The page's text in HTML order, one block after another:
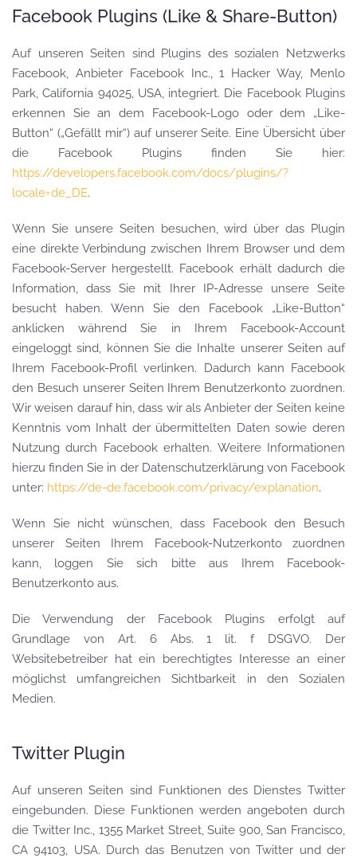
Facebook Plugins (Like & Share-Button)
Auf unseren Seiten sind Plugins des sozialen Netzwerks
Facebook, Anbieter Facebook Inc., 1 Hacker Way, Menlo
Park, California 94025, USA, integriert. Die Facebook Plugins
erkennen Sie an dem Facebook-Logo oder dem „Like-
Button“ („Gefällt mir“) auf unserer Seite. Eine Übersicht über
die Facebook Plugins finden Sie hier:
https://developers.facebook.com/docs/plugins/?
locale=de_DE.
Wenn Sie unsere Seiten besuchen, wird über das Plugin
eine direkte Verbindung zwischen Ihrem Browser und dem
Facebook-Server hergestellt. Facebook erhält dadurch die
Information, dass Sie mit Ihrer IP-Adresse unsere Seite
besucht haben. Wenn Sie den Facebook „Like-Button“
anklicken während Sie in Ihrem Facebook-Account
eingeloggt sind, können Sie die Inhalte unserer Seiten auf
Ihrem Facebook-Profil verlinken. Dadurch kann Facebook
den Besuch unserer Seiten Ihrem Benutzerkonto zuordnen.
Wir weisen darauf hin, dass wir als Anbieter der Seiten keine
Kenntnis vom Inhalt der übermittelten Daten sowie deren
Nutzung durch Facebook erhalten. Weitere Informationen
hierzu finden Sie in der Datenschutzerklärung von Facebook
unter: https://de-de.facebook.com/privacy/explanation.
Wenn Sie nicht wünschen, dass Facebook den Besuch
unserer Seiten Ihrem Facebook-Nutzerkonto zuordnen
kann, loggen Sie sich bitte aus Ihrem Facebook-
Benutzerkonto aus.
Die Verwendung der Facebook Plugins erfolgt auf
Grundlage von Art. 6 Abs. 1 lit. f DSGVO. Der
Websitebetreiber hat ein berechtigtes Interesse an einer
möglichst umfangreichen Sichtbarkeit in den Sozialen
Medien.
Twitter Plugin
Auf unseren Seiten sind Funktionen des Dienstes Twitter
eingebunden. Diese Funktionen werden angeboten durch
die Twitter Inc., 1355 Market Street, Suite 900, San Francisco,
CA 94103, USA. Durch das Benutzen von Twitter und der